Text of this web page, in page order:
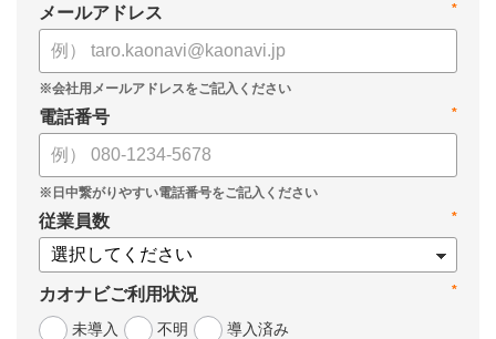
*
メールアドレス
*
電話番号
*
従業員数
*
カオナビご利用状況
未導入
不明 導入済み